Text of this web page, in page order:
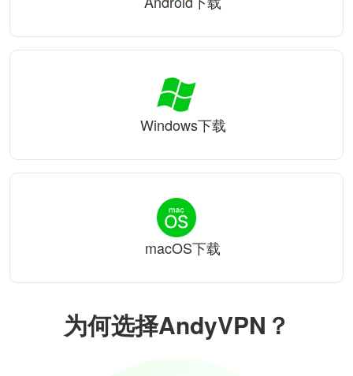
为何选择AndyVPN？
Windows下载
macOS下载